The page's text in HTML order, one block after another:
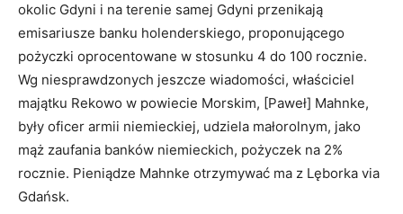
okolic Gdyni i na terenie samej Gdyni przenikają
emisariusze banku holenderskiego, proponującego
pożyczki oprocentowane w stosunku 4 do 100 rocznie.
Wg niesprawdzonych jeszcze wiadomości, właściciel
majątku Rekowo w powiecie Morskim, [Paweł] Mahnke,
były oficer armii niemiec­kiej, udziela małorolnym, jako
mąż zaufania banków niemieckich, pożyczek na 2%
rocznie. Pieniądze Mahnke otrzymywać ma z Lęborka via
Gdańsk.